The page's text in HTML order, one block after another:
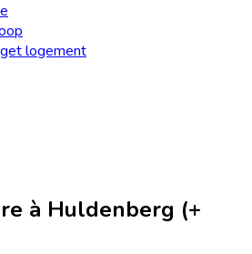
logement
à Huldenberg (+